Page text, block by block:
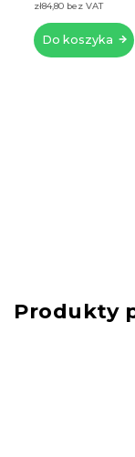
zł84,80 bez VAT
Do koszyka
Produkty